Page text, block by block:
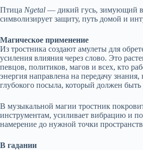
Птица Ngetal — дикий гусь, зимующий
символизирует защиту, путь домой и
Магическое применение
Из тростника создают амулеты для
усиления влияния через слово. Это
певцов, политиков, магов и всех, кто
энергия направлена на передачу
глубокого посыла, который должен
В музыкальной магии тростник
инструментам, усиливает вибрацию и
намерение до нужной точки
В гадании